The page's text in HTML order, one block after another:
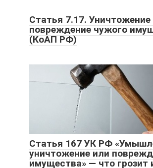
Статья 7.17. Уничтожение
повреждение чужого
(КоАП РФ)
Статья 167 УК РФ
уничтожение или
имущества» — что грозит